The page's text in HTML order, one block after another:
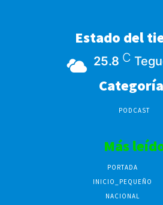
Estado del
25.8 C
PODCAST
Más
PORTADA
INICIO_PEQUEÑO
NACIONAL